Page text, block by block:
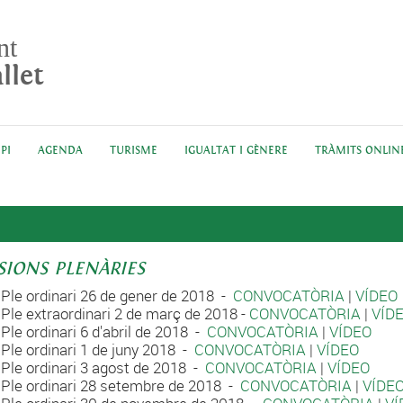
AGENDA TURISME IGUALTAT I GÈNERE TRÀMITS
PLENÀRIES
Ple ordinari 26 de gener de 2018 - CONVOCATÒRIA | VÍDEO
Ple extraordinari 2 de març de 2018 - CONVOCATÒRIA |
Ple ordinari 6 d'abril de 2018 - CONVOCATÒRIA | VÍDEO
Ple ordinari 1 de juny 2018 - CONVOCATÒRIA | VÍDEO
Ple ordinari 3 agost de 2018 - CONVOCATÒRIA | VÍDEO
Ple ordinari 28 setembre de 2018 - CONVOCATÒRIA |